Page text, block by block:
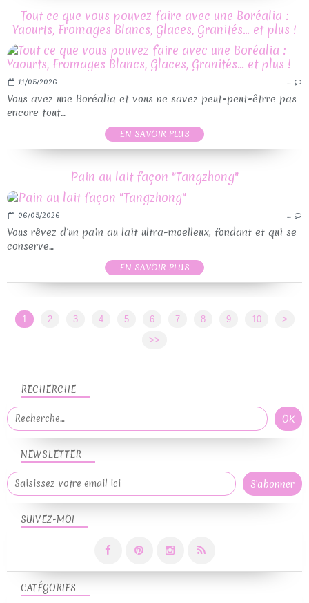
Tout ce que vous pouvez faire avec une Boréalia :
Yaourts, Fromages Blancs, Glaces, Granités… et plus !
11/05/2026 …
Vous avez une Boréalia et vous ne savez peut-peut-êtrre pas
encore tout...
EN SAVOIR PLUS
Pain au lait façon "Tangzhong"
06/05/2026 …
Vous rêvez d’un pain au lait ultra-moelleux, fondant et qui se
conserve...
EN SAVOIR PLUS
1 2 3 4 5 6 7 8 9 10
>
>>
NEWSLETTER
SUIVEZ-MOI
RECHERCHE
CATÉGORIES